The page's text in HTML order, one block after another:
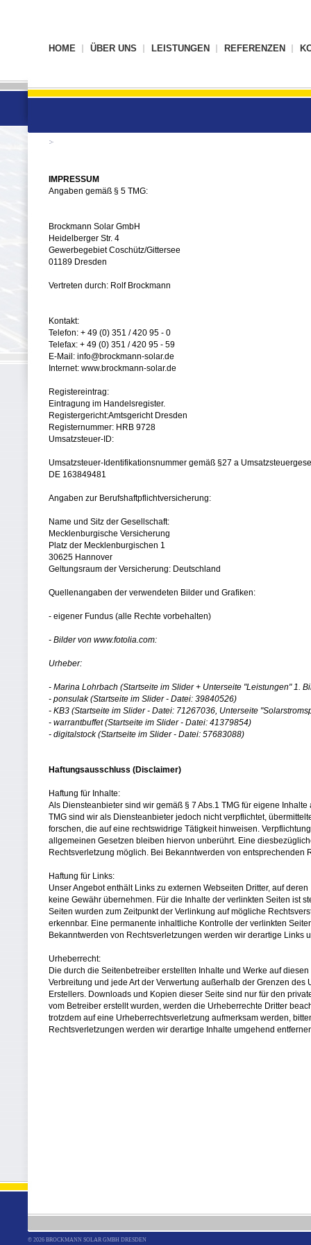
HOME ÜBER UNS LEISTUNGEN REFERENZEN
IMPRESSUM
Angaben gemäß § 5 TMG:
Brockmann Solar GmbH
Heidelberger Str. 4
Gewerbegebiet Coschütz/Gittersee
01189 Dresden
Vertreten durch: Rolf Brockmann
Kontakt:
Telefon: + 49 (0) 351 / 420 95 - 0
Telefax: + 49 (0) 351 / 420 95 - 59
E-Mail: info@brockmann-solar.de
Internet: www.brockmann-solar.de
Registereintrag:
Eintragung im Handelsregister.
Registergericht:Amtsgericht Dresden
Registernummer: HRB 9728
Umsatzsteuer-ID:
Umsatzsteuer-Identifikationsnummer gemäß §27 a
DE 163849481
Angaben zur Berufshaftpflichtversicherung:
Name und Sitz der Gesellschaft:
Mecklenburgische Versicherung
Platz der Mecklenburgischen 1
30625 Hannover
Geltungsraum der Versicherung: Deutschland
Quellenangaben der verwendeten Bilder und Grafiken:
- eigener Fundus (alle Rechte vorbehalten)
- Bilder von www.fotolia.com:
Urheber:
- Marina Lohrbach (Startseite im Slider + Unterseite "Leistungen" 1.
- ponsulak (Startseite im Slider - Datei: 39840526)
- KB3 (Startseite im Slider - Datei: 71267036, Unterseite
- warrantbuffet (Startseite im Slider - Datei: 41379854)
- digitalstock (Startseite im Slider - Datei: 57683088)
Haftungsausschluss (Disclaimer)
Haftung für Inhalte:
Als Diensteanbieter sind wir gemäß § 7 Abs.1 TMG für eigene
TMG sind wir als Diensteanbieter jedoch nicht verpflichtet,
forschen, die auf eine rechtswidrige Tätigkeit hinweisen.
allgemeinen Gesetzen bleiben hiervon unberührt. Eine
Rechtsverletzung möglich. Bei Bekanntwerden von
Haftung für Links:
Unser Angebot enthält Links zu externen Webseiten Dritter, auf
keine Gewähr übernehmen. Für die Inhalte der verlinkten Seiten ist
Seiten wurden zum Zeitpunkt der Verlinkung auf mögliche
erkennbar. Eine permanente inhaltliche Kontrolle der verlinkten
Bekanntwerden von Rechtsverletzungen werden wir derartige Links
Urheberrecht:
Die durch die Seitenbetreiber erstellten Inhalte und Werke auf
Verbreitung und jede Art der Verwertung außerhalb der Grenzen
Erstellers. Downloads und Kopien dieser Seite sind nur für den
vom Betreiber erstellt wurden, werden die Urheberrechte Dritter
trotzdem auf eine Urheberrechtsverletzung aufmerksam werden,
Rechtsverletzungen werden wir derartige Inhalte umgehend
© 2026 BROCKMANN SOLAR GMBH DRESDEN